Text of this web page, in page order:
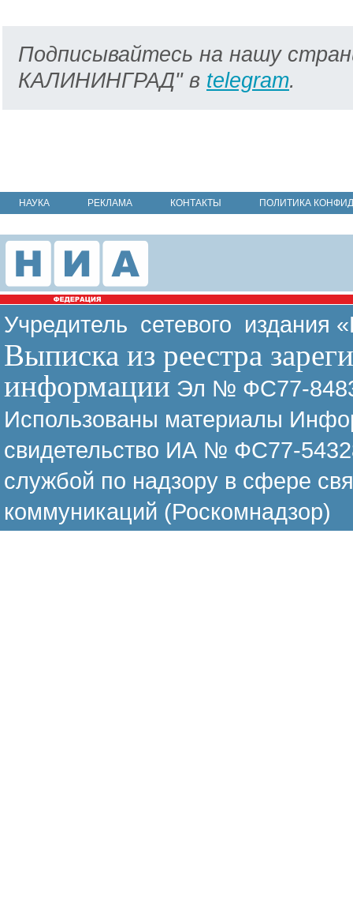
Подписывайтесь на нашу
КАЛИНИНГРАД" в telegram.
НАУКА РЕКЛАМА КОНТАКТЫ ПОЛИТИКА
Учредитель сетевого издания
Выписка из реестра
информации Эл № ФС77-
Использованы материалы
свидетельство ИА № ФС77-
службой по надзору в сфере
коммуникаций (Роскомнадзор)